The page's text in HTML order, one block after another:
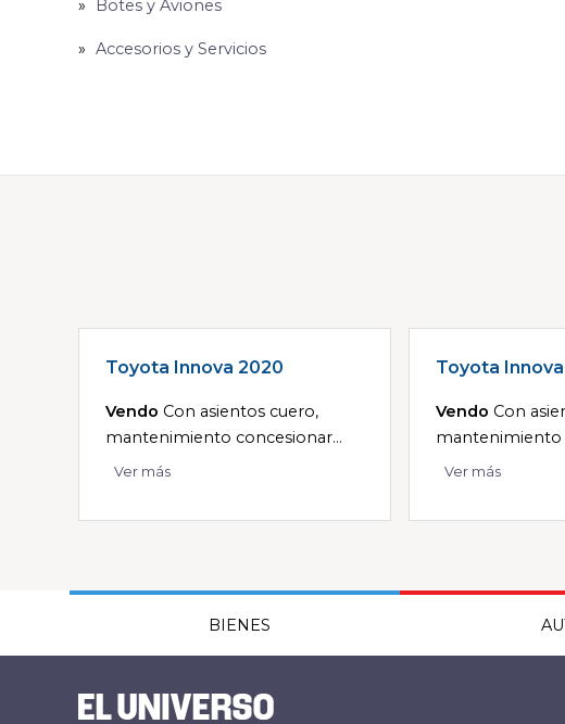
Botes y Aviones
Accesorios y Servicios
Toyota Innova 2020
Vendo Con asientos cuero,
mantenimiento concesionar...
Ver más
Toyota
Vendo Con
mantenimiento
Ver más
BIENES